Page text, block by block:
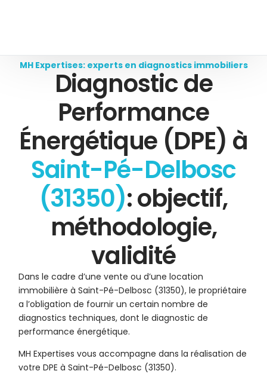
MH Expertises: experts en diagnostics immobiliers
Diagnostic de
Performance
Énergétique (DPE) à
Saint-Pé-Delbosc
(31350): objectif,
méthodologie,
validité
Dans le cadre d’une vente ou d’une location
immobilière à Saint-Pé-Delbosc (31350), le propriétaire
a l’obligation de fournir un certain nombre de
diagnostics techniques, dont le diagnostic de
performance énergétique.
MH Expertises vous accompagne dans la réalisation de
votre DPE à Saint-Pé-Delbosc (31350).